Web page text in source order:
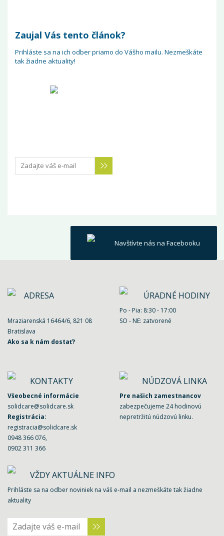
Zaujal Vás tento článok?
Prihláste sa na ich odber priamo do Vášho mailu. Nezmeškáte
tak žiadne aktuality!
Navštívte nás na Facebooku
ADRESA
Mraziarenská 16464/6, 821 08
Bratislava
Ako sa k nám dostať?
ÚRADNÉ HODINY
Po - Pia: 8:30 - 17:00
SO - NE: zatvorené
KONTAKTY
Všeobecné informácie
solidcare@solidcare.sk
Registrácia:
registracia@solidcare.sk
0948 366 076,
0902 311 366
NÚDZOVÁ LINKA
Pre našich zamestnancov
zabezpečujeme 24 hodinovú
nepretržitú núdzovú linku.
VŽDY AKTUÁLNE INFO
Prihláste sa na odber noviniek na váš e-mail a nezmeškáte tak žiadne
aktuality